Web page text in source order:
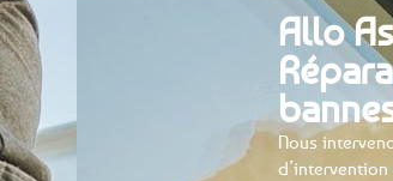
Allo
Nous